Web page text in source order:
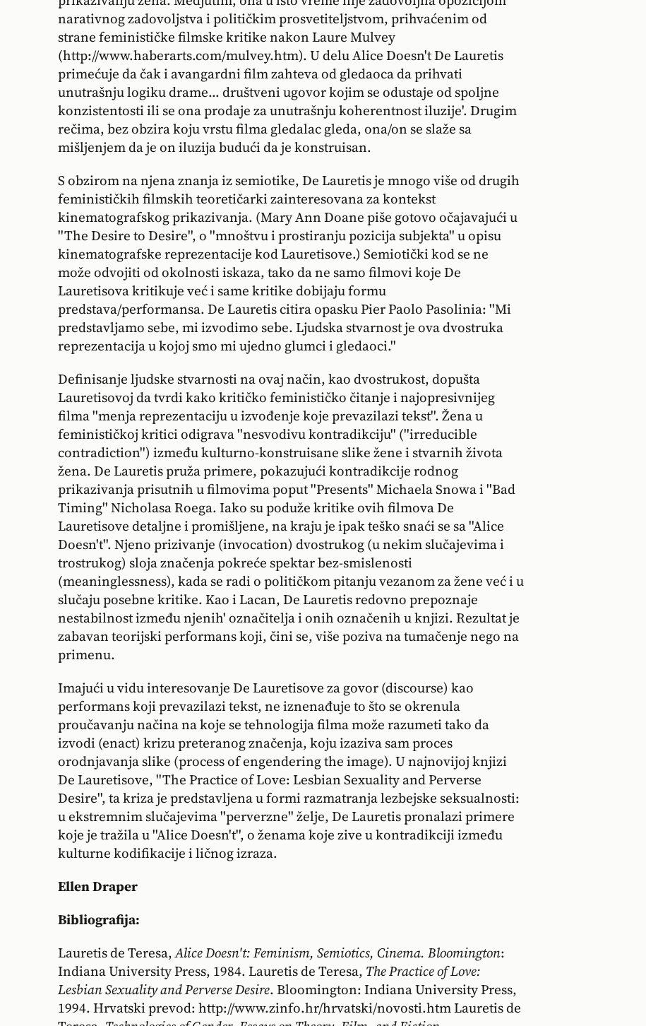
narativnog zadovoljstva i političkim prosvetiteljstvom, prihvaćenim od
strane feminističke filmske kritike nakon Laure Mulvey
(http://www.haberarts.com/mulvey.htm). U delu Alice Doesn't De Lauretis
primećuje da čak i avangardni film zahteva od gledaoca da prihvati
unutrašnju logiku drame... društveni ugovor kojim se odustaje od spoljne
konzistentosti ili se ona prodaje za unutrašnju koherentnost iluzije'. Drugim
rečima, bez obzira koju vrstu filma gledalac gleda, ona/on se slaže sa
mišljenjem da je on iluzija budući da je konstruisan.
S obzirom na njena znanja iz semiotike, De Lauretis je mnogo više od drugih
feminističkih filmskih teoretičarki zainteresovana za kontekst
kinematografskog prikazivanja. (Mary Ann Doane piše gotovo očajavajući u
''The Desire to Desire'', o ''mnoštvu i prostiranju pozicija subjekta'' u opisu
kinematografske reprezentacije kod Lauretisove.) Semiotički kod se ne
može odvojiti od okolnosti iskaza, tako da ne samo filmovi koje De
Lauretisova kritikuje već i same kritike dobijaju formu
predstava/performansa. De Lauretis citira opasku Pier Paolo Pasolinia: ''Mi
predstavljamo sebe, mi izvodimo sebe. Ljudska stvarnost je ova dvostruka
reprezentacija u kojoj smo mi ujedno glumci i gledaoci.''
Definisanje ljudske stvarnosti na ovaj način, kao dvostrukost, dopušta
Lauretisovoj da tvrdi kako kritičko feminističko čitanje i najopresivnijeg
filma ''menja reprezentaciju u izvođenje koje prevazilazi tekst''. Žena u
feminističkoj kritici odigrava ''nesvodivu kontradikciju'' (''irreducible
contradiction'') između kulturno-konstruisane slike žene i stvarnih života
žena. De Lauretis pruža primere, pokazujući kontradikcije rodnog
prikazivanja prisutnih u filmovima poput ''Presents'' Michaela Snowa i ''Bad
Timing'' Nicholasa Roega. Iako su poduže kritike ovih filmova De
Lauretisove detaljne i promišljene, na kraju je ipak teško snaći se sa ''Alice
Doesn't''. Njeno prizivanje (invocation) dvostrukog (u nekim slučajevima i
trostrukog) sloja značenja pokreće spektar bez-smislenosti
(meaninglessness), kada se radi o političkom pitanju vezanom za žene već i u
slučaju posebne kritike. Kao i Lacan, De Lauretis redovno prepoznaje
nestabilnost između njenih' označitelja i onih označenih u knjizi. Rezultat je
zabavan teorijski performans koji, čini se, više poziva na tumačenje nego na
primenu.
Imajući u vidu interesovanje De Lauretisove za govor (discourse) kao
performans koji prevazilazi tekst, ne iznenađuje to što se okrenula
proučavanju načina na koje se tehnologija filma može razumeti tako da
izvodi (enact) krizu preteranog značenja, koju izaziva sam proces
orodnjavanja slike (process of engendering the image). U najnovijoj knjizi
De Lauretisove, ''The Practice of Love: Lesbian Sexuality and Perverse
Desire'', ta kriza je predstavljena u formi razmatranja lezbejske seksualnosti:
u ekstremnim slučajevima ''perverzne'' želje, De Lauretis pronalazi primere
koje je tražila u ''Alice Doesn't'', o ženama koje zive u kontradikciji između
kulturne kodifikacije i ličnog izraza.
Ellen Draper
Bibliografija:
Lauretis de Teresa,Alice Doesn't: Feminism, Semiotics, Cinema. Bloomington:
Indiana University Press, 1984. Lauretis de Teresa, The Practice of Love:
Lesbian Sexuality and Perverse Desire. Bloomington: Indiana University Press,
1994. Hrvatski prevod: http://www.zinfo.hr/hrvatski/novosti.htm Lauretis de